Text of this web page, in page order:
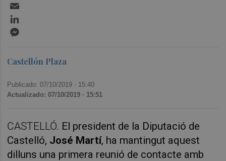
Castellón Plaza
Publicado: 07/10/2019 · 15:40
Actualizado: 07/10/2019 · 15:51
CASTELLÓ. El president de la Diputació de
Castelló, José Martí, ha mantingut aquest
dilluns una primera reunió de contacte amb